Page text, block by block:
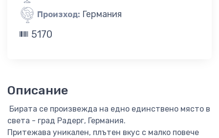
Произход: Германия
5170
Описание
Бирата се произвежда на едно единствено място в
света - град Радерг, Германия.
Притежава уникален, плътен вкус с малко повече